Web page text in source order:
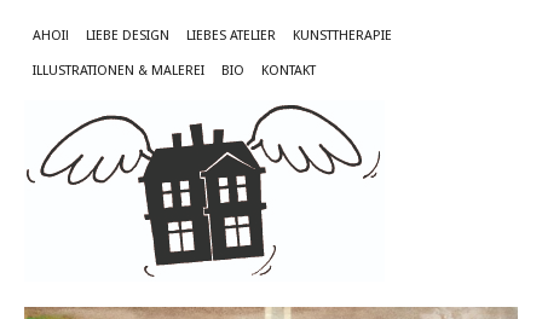
AHOI! LIEBE DESIGN LIEBES ATELIER KUNSTTHERAPIE
ILLUSTRATIONEN & MALEREI BIO KONTAKT